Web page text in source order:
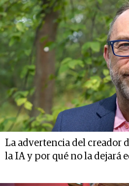
La advertencia del creador
la IA y por qué no la dejará